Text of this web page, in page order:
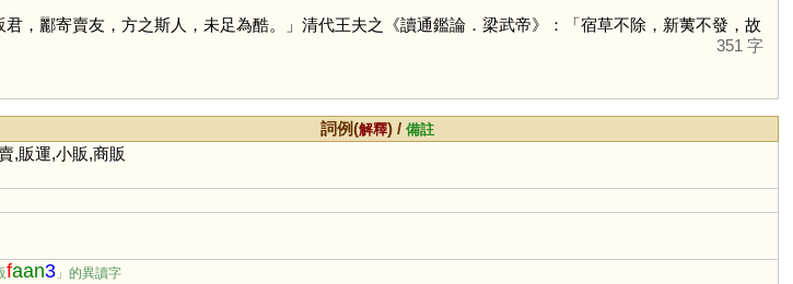
，酈寄賣友，方之斯人，未足為酷。」清代王夫之《讀通鑑論．梁武帝》：「宿草不除，新荑不發，故
351 字
詞例(解釋) /備註
,販運,小販,商販
faan3 」的異讀字